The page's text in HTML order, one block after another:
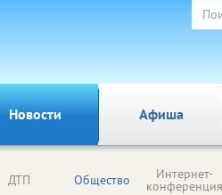
Новости Афиша
ДТП Общество Интернет-
конференция